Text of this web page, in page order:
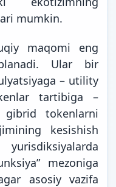
mumkin.
maqomi eng
Ular bir
– utility
tartibiga –
gibrid tokenlarni
kesishish
yurisdiksiyalarda
mezoniga
asosiy vazifa